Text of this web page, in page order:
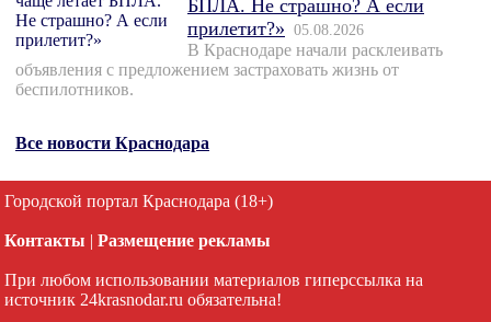
БПЛА. Не страшно? А если
прилетит?» 05.08.2026
В Краснодаре начали расклеивать
объявления с предложением застраховать жизнь от
беспилотников.
Все новости Краснодара
Городской портал Краснодара (18+)
Контакты | Размещение рекламы
При любом использовании материалов гиперссылка на
источник 24krasnodar.ru обязательна!